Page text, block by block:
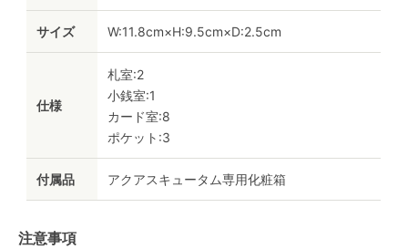
サイズ W:11.8cm×H:9.5cm×D:2.5cm
仕様
札室:2
小銭室:1
カード室:8
ポケット:3
付属品 アクアスキュータム専用化粧箱
注意事項